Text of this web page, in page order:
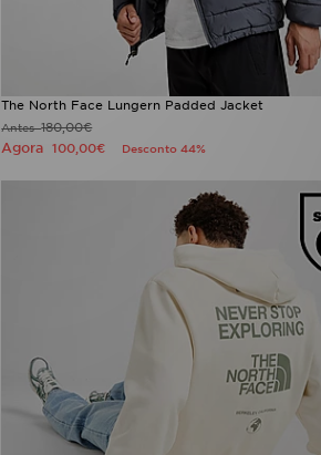
The North Face Lungern Padded Jacket
Antes180,00€
Agora100,00€ Desconto 44%